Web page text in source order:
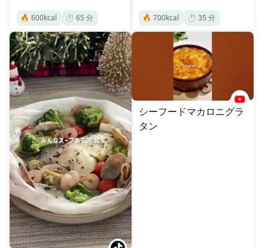
🔥 600kcal ⏱️ 65 分 🔥 700kcal ⏱️ 35 分
シーフードマカロニグラ
タン